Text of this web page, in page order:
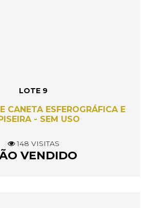
LOTE 9
CANETA ESFEROGRÁFICA E
- SEM USO
148 VISITAS
VENDIDO